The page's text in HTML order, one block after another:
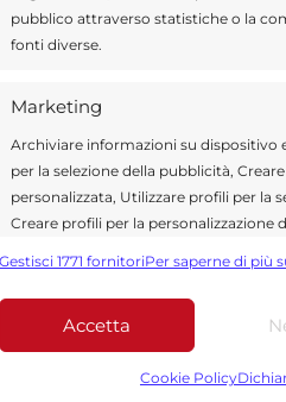
pubblico attraverso statistiche o la
fonti diverse.
Marketing
Archiviare informazioni su dispositivo
per la selezione della pubblicità,
personalizzata, Utilizzare profili per la
Creare profili per la personalizzazione
Utilizzare dati limitati per la selezione
Funzionalità
Abbinare e combinare dati
Gestisci 1771 fornitoriPer saperne di più
Accetta
Cookie Policy
era stata mai
Infine tali
commissario ad
decisionali della
della SRR del
finalmente ratificato le
siti e l’ordine di
e senza i dovuti
a quanto